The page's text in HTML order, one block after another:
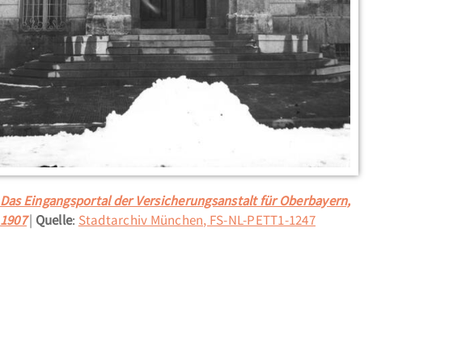
Das Eingangsportal der Versicherungsanstalt für Oberbayern,
1907 Quelle: Stadtarchiv München, FS-NL-PETT1-1247